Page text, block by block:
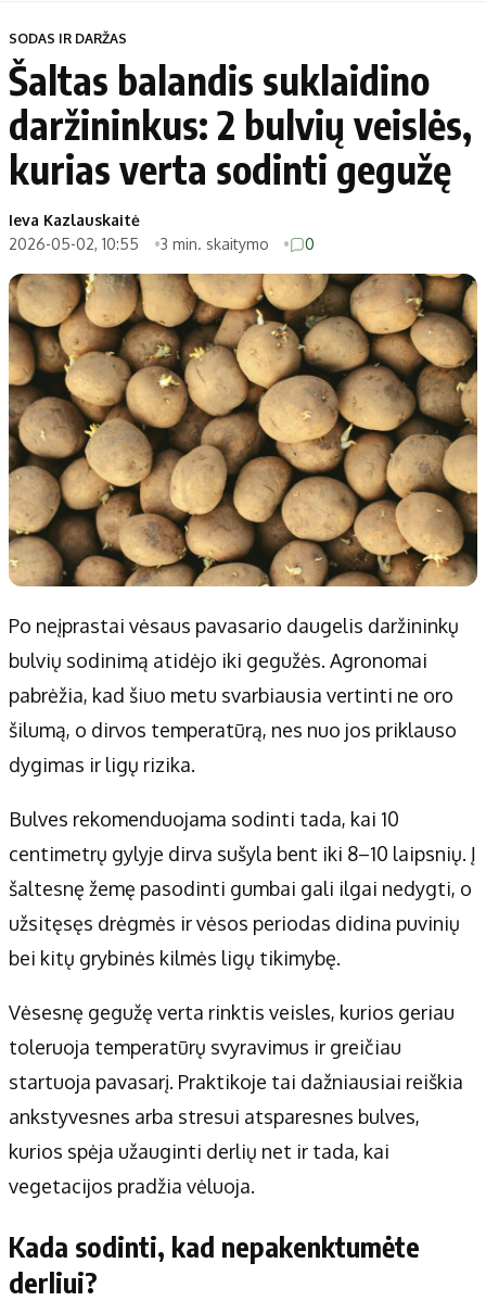
SODAS IR DARŽAS
Šaltas balandis suklaidino
daržininkus: 2 bulvių veislės,
kurias verta sodinti gegužę
Ieva Kazlauskaitė
2026-05-02, 10:55
3 min. skaitymo 0
Po neįprastai vėsaus pavasario daugelis daržininkų
bulvių sodinimą atidėjo iki gegužės. Agronomai
pabrėžia, kad šiuo metu svarbiausia vertinti ne oro
šilumą, o dirvos temperatūrą, nes nuo jos priklauso
dygimas ir ligų rizika.
Bulves rekomenduojama sodinti tada, kai 10
centimetrų gylyje dirva sušyla bent iki 8–10 laipsnių. Į
šaltesnę žemę pasodinti gumbai gali ilgai nedygti, o
užsitęsęs drėgmės ir vėsos periodas didina puvinių
bei kitų grybinės kilmės ligų tikimybę.
Vėsesnę gegužę verta rinktis veisles, kurios geriau
toleruoja temperatūrų svyravimus ir greičiau
startuoja pavasarį. Praktikoje tai dažniausiai reiškia
ankstyvesnes arba stresui atsparesnes bulves,
kurios spėja užauginti derlių net ir tada, kai
vegetacijos pradžia vėluoja.
Kada sodinti, kad nepakenktumėte
derliui?